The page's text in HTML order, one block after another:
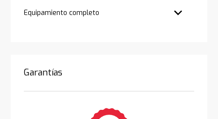
Equipamiento completo
Garantías